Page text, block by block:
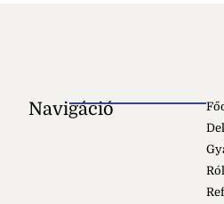
Navigáció